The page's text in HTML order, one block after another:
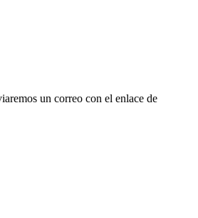
un correo con el enlace de